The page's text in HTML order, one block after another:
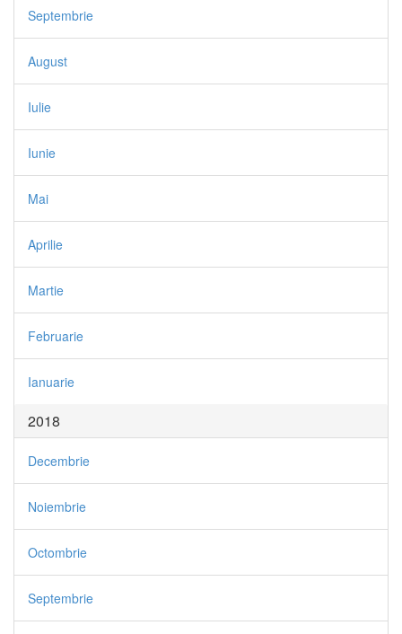
Septembrie
August
Iulie
Iunie
Mai
Aprilie
Martie
Februarie
Ianuarie
2018
Decembrie
Noiembrie
Octombrie
Septembrie